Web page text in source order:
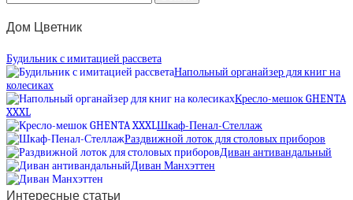
Дом Цветник
Будильник с имитацией рассвета
Напольный органайзер для книг на
колесиках
Кресло-мешок GHENTA
XXXL
Шкаф-Пенал-Стеллаж
Раздвижной лоток для столовых приборов
Диван антивандальный
Диван Манхэттен
Интересные статьи